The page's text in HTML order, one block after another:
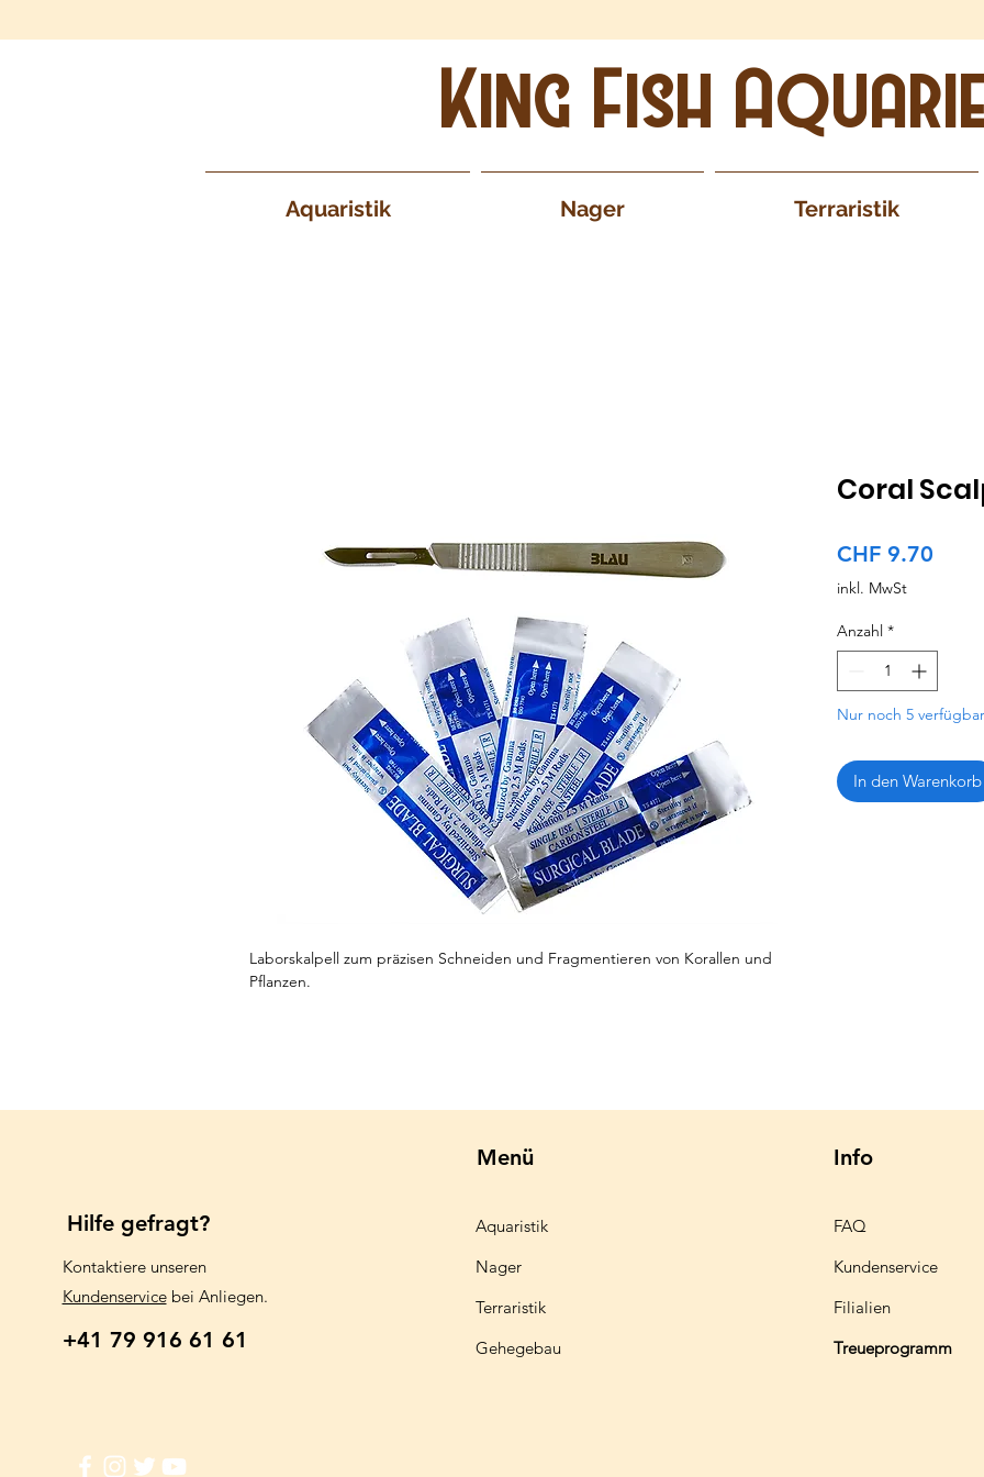
King Fish
Aquaristik Nager Terraristik
Laborskalpell zum präzisen Schneiden und Fragmentieren von Korallen und
Pflanzen.
Coral
CHF 9.70
inkl. MwSt
Anzahl *
Nur noch 5 verfügbar
In den Warenkorb
Hilfe gefragt?
Kontaktiere unseren
Kundenservicebei Anliegen.
+41 79 916 61 61
Menü
Aquaristik
Nager
Terraristik
Gehegebau
Info
FAQ
Kundenservice
Filialien
Treueprogramm